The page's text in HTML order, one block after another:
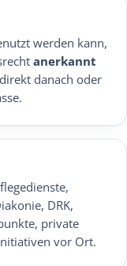
werden kann,
anerkannt
danach oder
DRK,
private
vor Ort.